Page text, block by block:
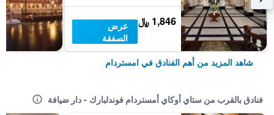
1,846 ﷼
عرض
الصفقة
شاهد المزيد من أهم الفنادق في امستردام
فنادق بالقرب من ستاي أوكاي أمستردام فوندلبارك - دار ضيافة